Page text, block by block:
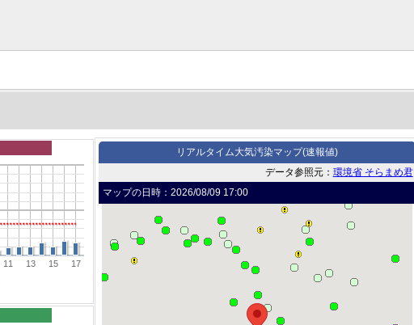
11 13 15 17
リアルタイム大気汚染マップ(速報値)
データ参照元： 環境省 そらまめ君
マップの日時： 2026/08/09 17:00